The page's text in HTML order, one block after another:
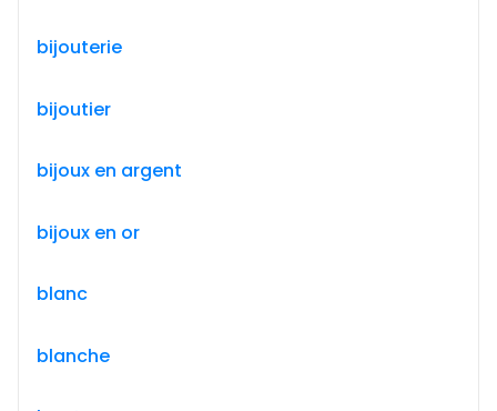
bijouterie
bijoutier
bijoux en argent
bijoux en or
blanc
blanche